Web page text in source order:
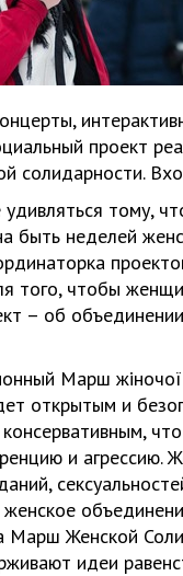
проект
солидарности.
тому,
быть неделей
того, чтобы
– об
Марш
открытым и
и агрессию.
женское
Женской
идеи